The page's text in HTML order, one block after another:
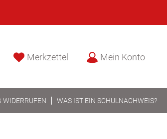
Merkzettel Mein Konto
WIDERRUFEN WAS IST EIN SCHULNACHWEIS?